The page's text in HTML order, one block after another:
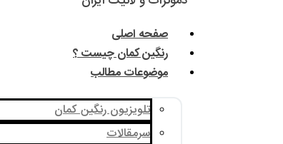
صفحه اصلی
رنگین کمان چیست ؟
موضوعات مطالب
تلویزیون رنگین کمان
سرمقالات